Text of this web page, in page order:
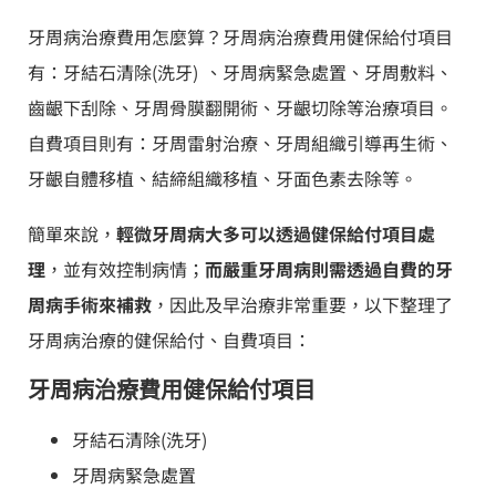
牙周病治療費用怎麼算？牙周病治療費用健保給付項目
有：牙結石清除(洗牙) 、牙周病緊急處置、牙周敷料、
齒齦下刮除、牙周骨膜翻開術、牙齦切除等治療項目。
自費項目則有：牙周雷射治療、牙周組織引導再生術、
牙齦自體移植、結締組織移植、牙面色素去除等。
簡單來說， 輕微牙周病大多可以透過健保給付項目處
理 ，並有效控制病情； 而嚴重牙周病則需透過自費的牙
周病手術來補救 ，因此及早治療非常重要，以下整理了
牙周病治療的健保給付、自費項目：
牙周病治療費用健保給付項目
牙結石清除(洗牙)
牙周病緊急處置